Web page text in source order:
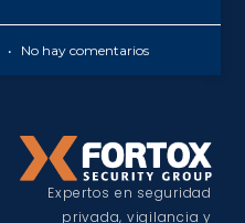
No hay comentarios
Expertos en seguridad
privada, vigilancia y